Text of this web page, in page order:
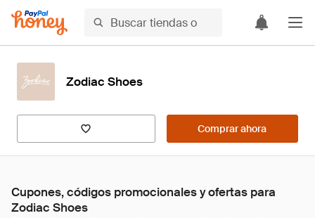
Zodiac Shoes
Comprar ahora
Cupones, códigos promocionales y ofertas para
Zodiac Shoes